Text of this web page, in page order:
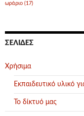
ωράριο (17)
ΣΕΛΊΔΕΣ
Χρήσιμα
Εκπαιδευτικό υλικό
Το δίκτυό μας